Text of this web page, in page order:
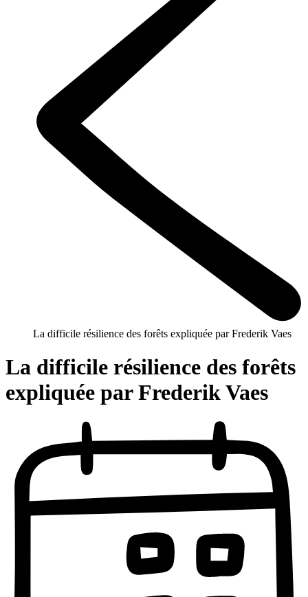
La difficile résilience des forêts expliquée par Frederik Vaes
La difficile résilience des forêts
expliquée par Frederik Vaes